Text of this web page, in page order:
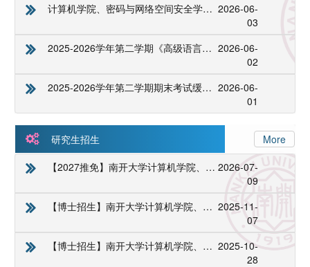
计算机学院、密码与网络空间安全学院2026年辅修工作细则及接收计划 2026-06-
03
2025-2026学年第二学期《高级语言程序设计2-2》、《高级语言程序设计高阶（伯苓班）》上机考试通知 2026-06-
02
2025-2026学年第二学期期末考试缓考申请 2026-06-
01
研究生招生
More
【2027推免】南开大学计算机学院、密码与网络空间安全学院2027年接收优秀应届本科毕业生免试攻读研究生预报名的通知 2026-07-
09
【博士招生】南开大学计算机学院、密码与网络空间安全学院2026年硕博连读生招生实施细则 2025-11-
07
【博士招生】南开大学计算机学院、密码与网络空间安全学院 2026年“申请-考核”制博士研究生招生实施细则 2025-10-
28